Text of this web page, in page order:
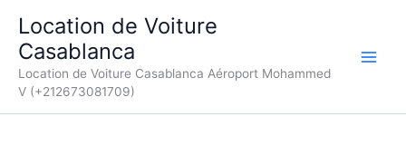
contenu
Location de Voiture
Casablanca
Location de Voiture Casablanca Aéroport Mohammed
V (+212673081709)